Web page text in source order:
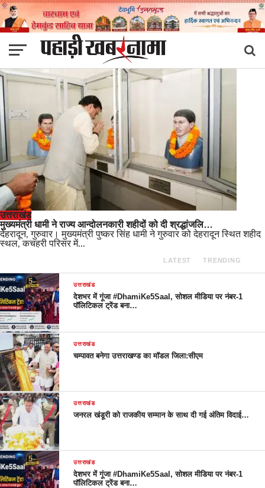
उत्तराखंड
मुख्यमंत्री धामी ने राज्य आन्दोलनकारी शहीदों को दी श्रद्धांजलि…
देहरादून, गुरुवार। मुख्यमंत्री पुष्कर सिंह धामी ने गुरुवार को देहरादून स्थित शहीद
स्थल, कचहरी परिसर में...
LATEST TRENDING
उत्तराखंड
देशभर में गूंजा #DhamiKe5Saal, सोशल मीडिया पर नंबर-1
पॉलिटिकल ट्रेंड बना…
उत्तराखंड
चम्पावत बनेगा उत्तराखण्ड का मॉडल जिला:सीएम
उत्तराखंड
जनरल खंडूरी को राजकीय सम्मान के साथ दी गई अंतिम विदाई…
उत्तराखंड
देशभर में गूंजा #DhamiKe5Saal, सोशल मीडिया पर नंबर-1
पॉलिटिकल ट्रेंड बना…